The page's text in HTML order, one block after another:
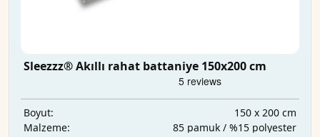
Sleezzz® Akıllı rahat battaniye 150x200 cm
Boyut:
150 x 200 cm
Malzeme:
85 pamuk / %15 polyester